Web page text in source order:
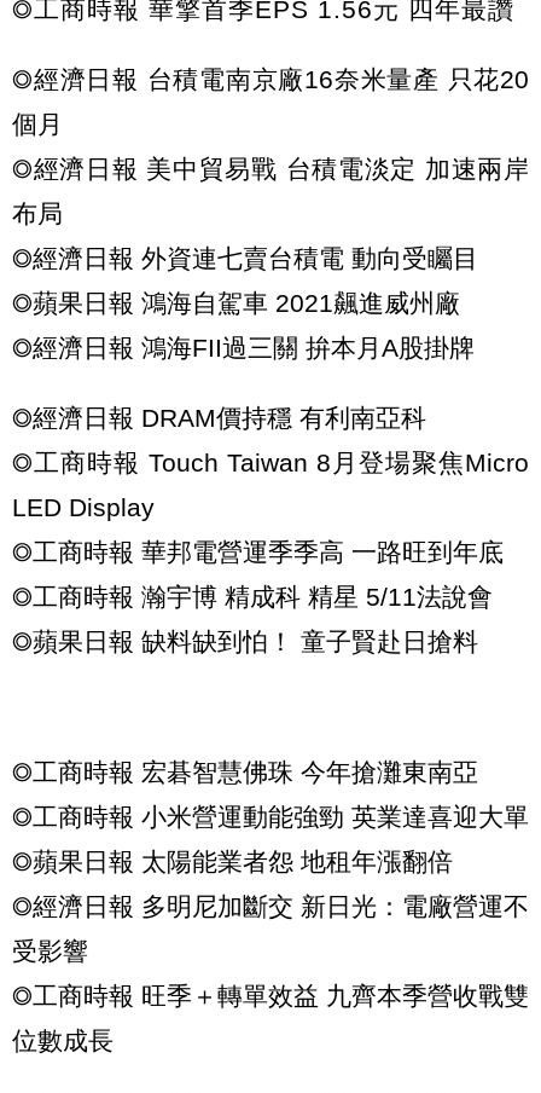
◎工商時報 華擎首季EPS 1.56元 四年最讚
◎經濟日報 台積電南京廠16奈米量產 只花20
個月
◎經濟日報 美中貿易戰 台積電淡定 加速兩岸
布局
◎經濟日報 外資連七賣台積電 動向受矚目
◎蘋果日報 鴻海自駕車 2021飆進威州廠
◎經濟日報 鴻海FII過三關 拚本月A股掛牌
◎經濟日報 DRAM價持穩 有利南亞科
◎工商時報 Touch Taiwan 8月登場聚焦Micro
LED Display
◎工商時報 華邦電營運季季高 一路旺到年底
◎工商時報 瀚宇博 精成科 精星 5/11法說會
◎蘋果日報 缺料缺到怕！ 童子賢赴日搶料
◎工商時報 宏碁智慧佛珠 今年搶灘東南亞
◎工商時報 小米營運動能強勁 英業達喜迎大單
◎蘋果日報 太陽能業者怨 地租年漲翻倍
◎經濟日報 多明尼加斷交 新日光：電廠營運不
受影響
◎工商時報 旺季＋轉單效益 九齊本季營收戰雙
位數成長